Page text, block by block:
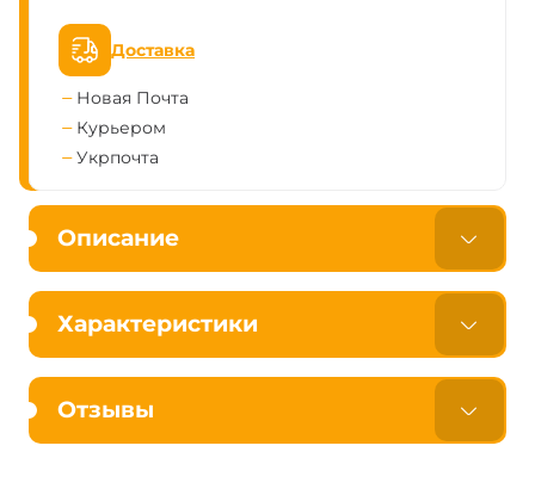
Доставка
Новая Почта
Курьером
Укрпочта
Описание
Характеристики
Отзывы